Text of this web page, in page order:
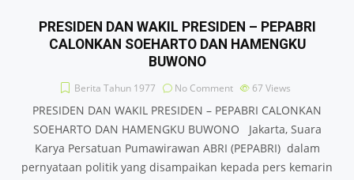
PRESIDEN DAN WAKIL PRESIDEN – PEPABRI
CALONKAN SOEHARTO DAN HAMENGKU
BUWONO
Berita Tahun 1977 No Comment 67 Views
PRESIDEN DAN WAKIL PRESIDEN – PEPABRI CALONKAN
SOEHARTO DAN HAMENGKU BUWONO Jakarta, Suara
Karya Persatuan Pumawirawan ABRI (PEPABRI) dalam
pernyataan politik yang disampaikan kepada pers kemarin